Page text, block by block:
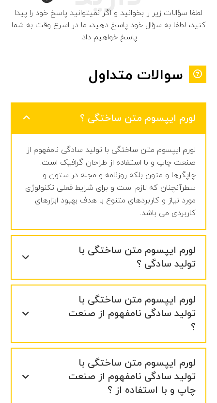
لطفا سؤالات زیر را بخوانید و اگر نمیتوانید پاسخ خود را پیدا
کنید، لطفا به سؤال خود پاسخ دهید، ما در اسرع وقت به شما
پاسخ خواهیم داد.
سوالات متداول
لورم ایپسوم متن ساختگی ؟
لورم ایپسوم متن ساختگی با تولید سادگی نامفهوم از
صنعت چاپ و با استفاده از طراحان گرافیک است.
چاپگرها و متون بلکه روزنامه و مجله در ستون و
سطرآنچنان که لازم است و برای شرایط فعلی تکنولوژی
مورد نیاز و کاربردهای متنوع با هدف بهبود ابزارهای
کاربردی می باشد.
لورم ایپسوم متن ساختگی با
تولید سادگی ؟
لورم ایپسوم متن ساختگی با
تولید سادگی نامفهوم از صنعت
؟
لورم ایپسوم متن ساختگی با
تولید سادگی نامفهوم از صنعت
چاپ و با استفاده از ؟